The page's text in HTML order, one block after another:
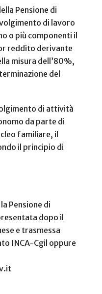
Pensione di
di lavoro
o più componenti il
reddito derivante
misura dell’80%,
del
di attività
da parte di
familiare, il
il principio di
Pensione di
dopo il
e trasmessa
INCA-Cgil oppure